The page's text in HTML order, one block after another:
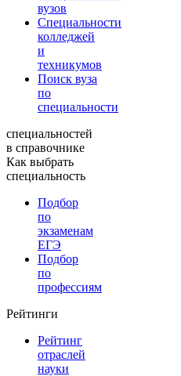
вузов
Специальности
колледжей
и
техникумов
Поиск вуза
по
специальности
специальностей
в справочнике
Как выбрать
специальность
Подбор
по
экзаменам
ЕГЭ
Подбор
по
профессиям
Рейтинги
Рейтинг
отраслей
науки